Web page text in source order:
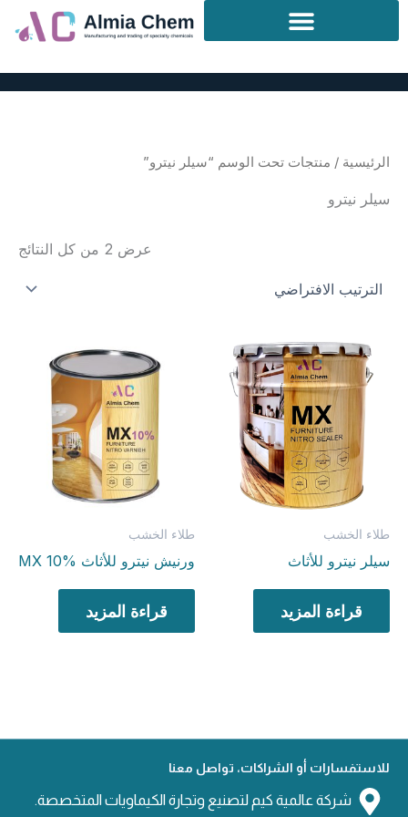
إلى
الرئيسية / منتجات تحت الوسم “سيلر نيترو”
سيلر نيترو
عرض ⁦2⁩ من كل النتائج
طلاء الخشب
سيلر نيترو للأثاث
قراءة المزيد
طلاء الخشب
ورنيش نيترو للأثاث MX 10%
قراءة المزيد
للاستفسارات أو الشراكات، تواصل معنا
شركة عالمية كيم لتصنيع وتجارة الكيماويات المتخصصة.